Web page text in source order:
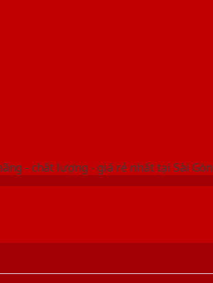
- chất lượng - giá rẻ nhất tại Sài Gòn